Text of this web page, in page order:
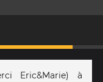
Eric&Marie) à